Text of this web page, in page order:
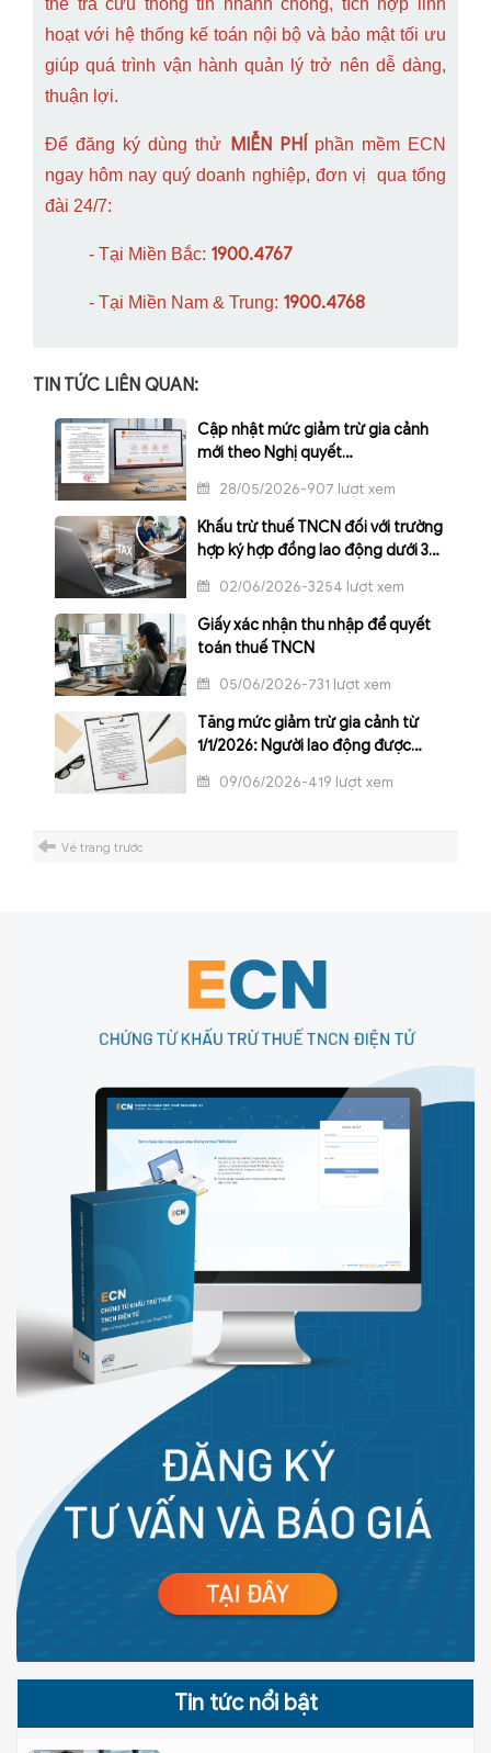
thể tra cứu thông tin nhanh chóng, tích hợp linh
hoạt với hệ thống kế toán nội bộ và bảo mật tối ưu
giúp quá trình vận hành quản lý trở nên dễ dàng,
thuận lợi.
Để đăng ký dùng thử MIỄN PHÍ phần mềm ECN
ngay hôm nay quý doanh nghiệp, đơn vị qua tổng
đài 24/7:
- Tại Miền Bắc: 1900.4767
- Tại Miền Nam & Trung: 1900.4768
TIN TỨC LIÊN QUAN:
Cập nhật mức giảm trừ gia cảnh
mới theo Nghị quyết
28/05/2026-907 lượt xem
Khấu trừ thuế TNCN đối với trường
hợp ký hợp đồng lao động dưới 3
02/06/2026-3254 lượt xem
Giấy xác nhận thu nhập để quyết
toán thuế TNCN
05/06/2026-731 lượt xem
Tăng mức giảm trừ gia cảnh từ
1/1/2026: Người lao động được
09/06/2026-419 lượt xem
Về trang trước
Tin tức nổi bật